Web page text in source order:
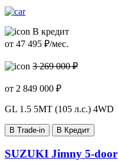
В кредит
от 47 495 ₽/мес.
3 269 000 ₽
от 2 849 000 ₽
GL 1.5 5MT (105 л.с.) 4WD
В Trade-in В Кредит
SUZUKI Jimny 5-door